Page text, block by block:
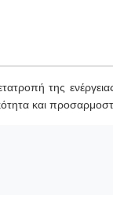
της
και